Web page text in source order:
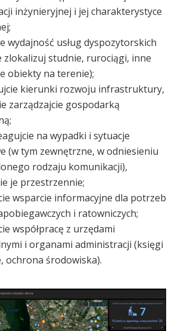
inżynieryjnej i jej charakterystyce
wydajność usług dyspozytorskich
zlokalizuj studnie, rurociągi, inne
obiekty na terenie);
kierunki rozwoju infrastruktury,
zarządzajcie gospodarką
na wypadki i sytuacje
(w tym zewnętrzne, w odniesieniu
rodzaju komunikacji),
je przestrzennie;
wsparcie informacyjne dla potrzeb
i ratowniczych;
współpracę z urzędami
i organami administracji (księgi
ochrona środowiska).